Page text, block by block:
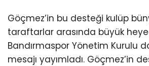
Göçmez’in bu desteği kulüp
taraftarlar arasında büyük
Bandırmaspor Yönetim Kurulu
mesajı yayımladı. Göçmez’in